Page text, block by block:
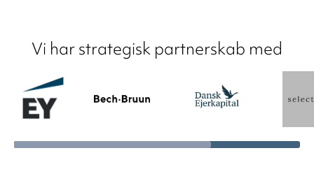
Vi har strategisk partnerskab med